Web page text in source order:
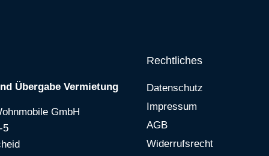
Übergabe Vermietung
GmbH
5
Rechtliches
Datenschutz
Impressum
AGB
Widerrufsrecht